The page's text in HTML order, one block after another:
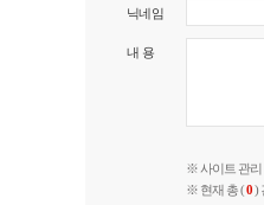
닉네임
내 용
※ 사이트 관리
※ 현재 총 (0)